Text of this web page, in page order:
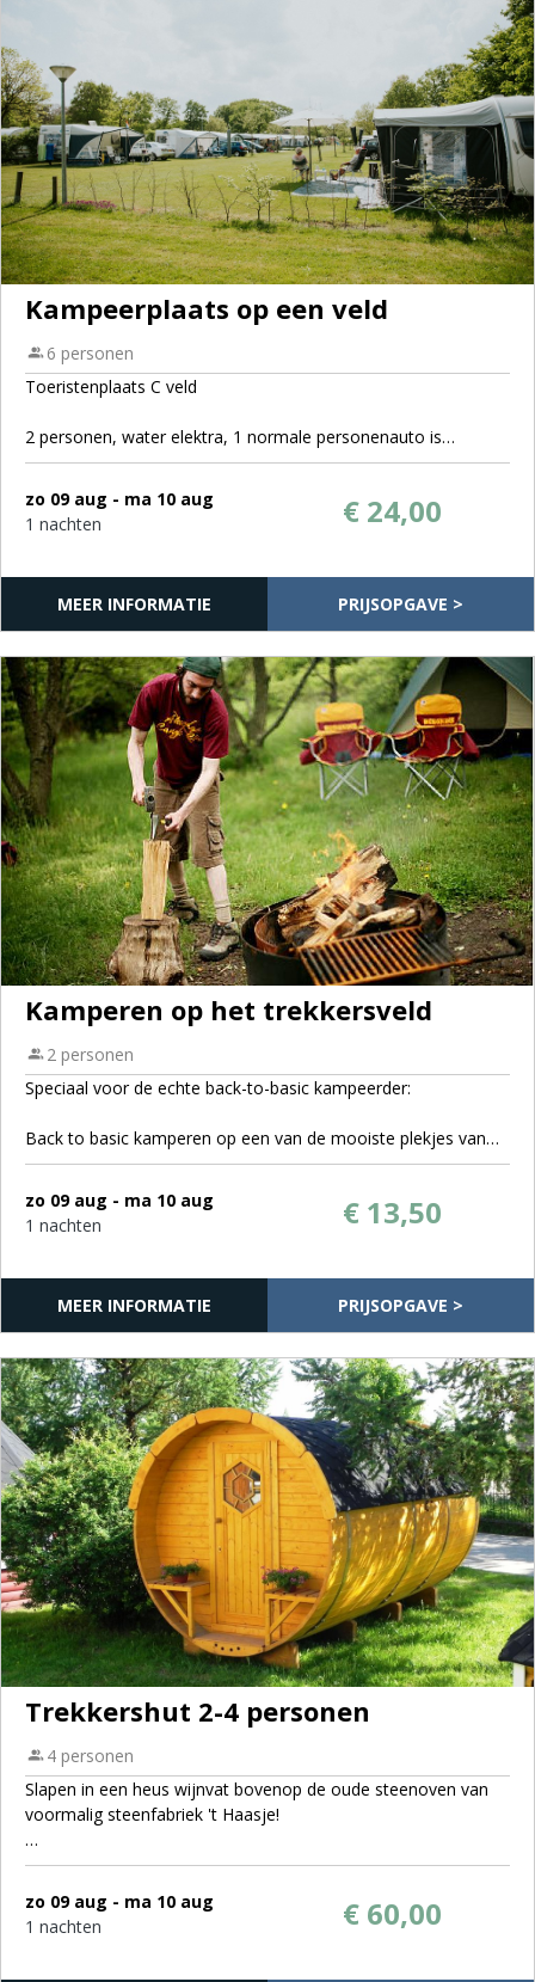
Kampeerplaats op een veld
6 personen
Toeristenplaats C veld
2 personen, water elektra, 1 normale personenauto is
toegestaan. Bij grotere voertuigen (Bussen, Pick-up trucks,
zetten na het lossen. Dit ter beoordeling van camping. Indien u
kampeert in een camper is géén extra voertuig op de plek
zo 09 aug - ma 10 aug
1 nachten
€ 24,00
MEER INFORMATIE PRIJSOPGAVE >
Kamperen op het trekkersveld
2 personen
Speciaal voor de echte back-to-basic kampeerder:
Back to basic kamperen op een van de mooiste plekjes van
Fortmond. Bovenop de oude steenoven van voormalig
Een plekje op het trekkersveld:
- Water beschikbaar in het nabij gelegen sanitairgebouw
- Elektra is op het trekkersveld niet aanwezig
- Tarief is per plek en exclusief toeristenbelast
zo 09 aug - ma 10 aug
1 nachten
€ 13,50
MEER INFORMATIE PRIJSOPGAVE >
Trekkershut 2-4 personen
4 personen
Slapen in een heus wijnvat bovenop de oude steenoven van
voormalig steenfabriek 't Haasje!
U beschikt over een 2-persoonsbed en 2 kleine slaapbankjes.
kinderen (peuters/kleuters). 4 persoons gebruik bij oudere
kinderen of volwassenen is niet wenselijk.
zo 09 aug - ma 10 aug
1 nachten
€ 60,00